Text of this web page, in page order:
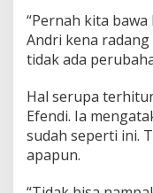
“Pernah kita bawa
Andri kena
tidak ada
Hal serupa
Efendi. Ia
sudah seperti ini.
apapun.